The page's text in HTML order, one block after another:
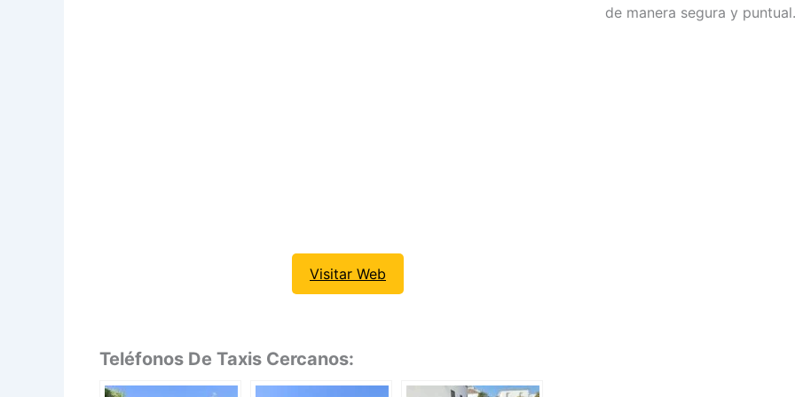
Visitar Web
de manera segura y puntual.
Teléfonos De Taxis Cercanos: